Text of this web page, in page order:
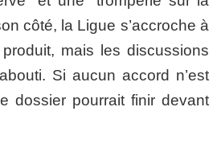
côté, la Ligue s’accroche à
mais les discussions
Si aucun accord n’est
dossier pourrait finir devant